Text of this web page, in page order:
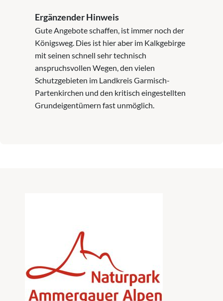
Ergänzender Hinweis
Gute Angebote schaffen, ist immer noch der
Königsweg. Dies ist hier aber im Kalkgebirge
mit seinen schnell sehr technisch
anspruchsvollen Wegen, den vielen
Schutzgebieten im Landkreis Garmisch-
Partenkirchen und den kritisch eingestellten
Grundeigentümern fast unmöglich.